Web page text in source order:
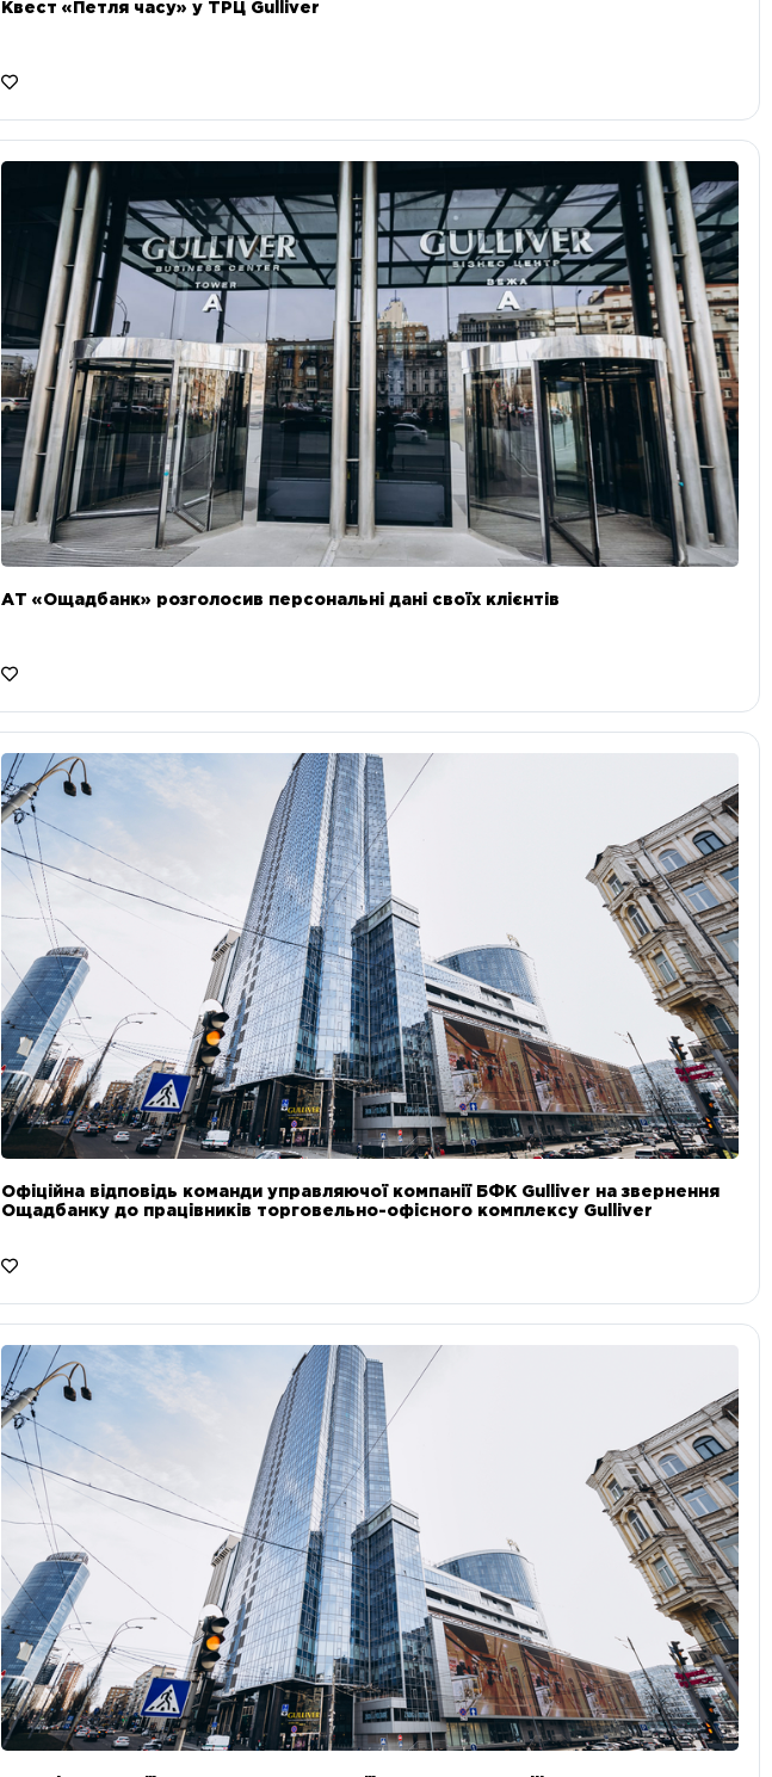
Квест «Петля часу» у ТРЦ Gulliver
АТ «Ощадбанк» розголосив персональні дані своїх клієнтів
Офіційна відповідь команди управляючої компанії БФК Gulliver на звернення
Ощадбанку до працівників торговельно-офісного комплексу Gulliver